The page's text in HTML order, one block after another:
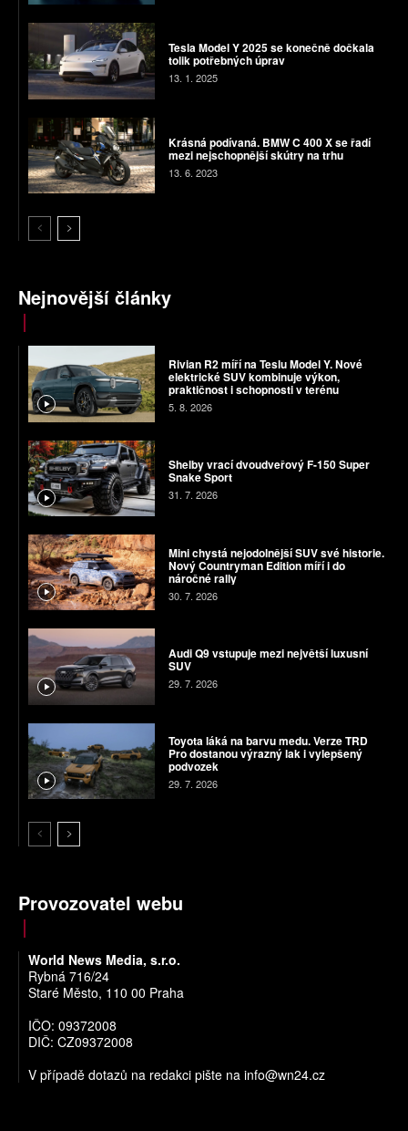
Tesla Model Y 2025 se konečně dočkala
tolik potřebných úprav
13. 1. 2025
Krásná podívaná. BMW C 400 X se řadí
mezi nejschopnější skútry na trhu
13. 6. 2023
Nejnovější články
Rivian R2 míří na Teslu Model Y. Nové
elektrické SUV kombinuje výkon,
praktičnost i schopnosti v terénu
5. 8. 2026
Shelby vrací dvoudveřový F-150 Super
Snake Sport
31. 7. 2026
Mini chystá nejodolnější SUV své historie.
Nový Countryman Edition míří i do
náročné rally
30. 7. 2026
Audi Q9 vstupuje mezi největší luxusní
SUV
29. 7. 2026
Toyota láká na barvu medu. Verze TRD
Pro dostanou výrazný lak i vylepšený
podvozek
29. 7. 2026
Provozovatel webu
World News Media, s.r.o.
Rybná 716/24
Staré Město, 110 00 Praha
IČO: 09372008
DIČ: CZ09372008
V případě dotazů na redakci pište na info@wn24.cz